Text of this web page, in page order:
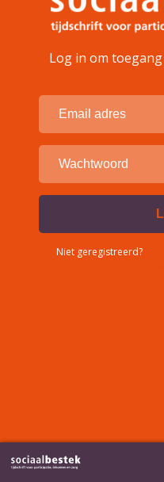
Terug naar overzicht
Log in om
Niet geregistreerd?